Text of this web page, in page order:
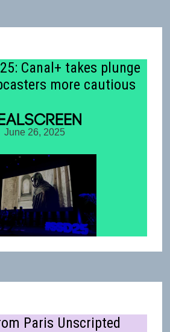
Canal+ takes plunge
more cautious
June 26, 2025
Paris Unscripted